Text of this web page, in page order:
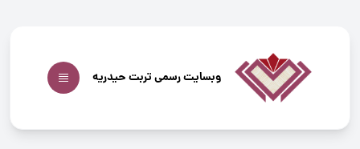
وبسایت رسمی تربت حیدریه